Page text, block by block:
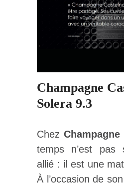
Champagne
Solera 9.3
Chez
temps n’est pas
allié : il est une
À l’occasion de